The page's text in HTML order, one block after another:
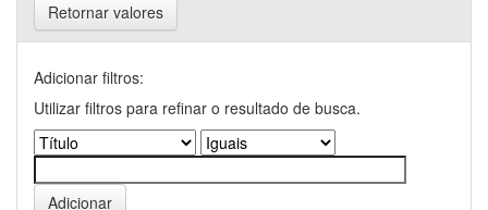
Retornar valores
Adicionar filtros:
Utilizar filtros para refinar o resultado de busca.